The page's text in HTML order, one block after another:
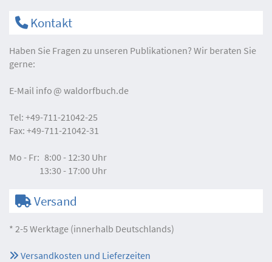
Kontakt
Haben Sie Fragen zu unseren Publikationen? Wir beraten Sie
gerne:
E-Mail info waldorfbuch.de
Tel: +49-711-21042-25
Fax: +49-711-21042-31
Mo - Fr: 8:00 - 12:30 Uhr
13:30 - 17:00 Uhr
Versand
* 2-5 Werktage (innerhalb Deutschlands)
Versandkosten und Lieferzeiten